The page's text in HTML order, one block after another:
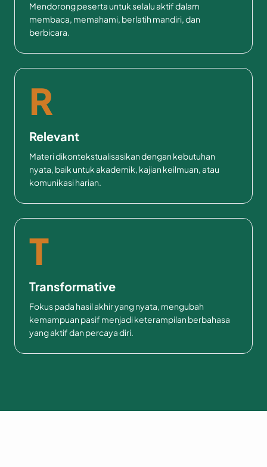
Mendorong peserta untuk selalu aktif dalam
membaca, memahami, berlatih mandiri, dan
berbicara.
R
Relevant
Materi dikontekstualisasikan dengan kebutuhan
nyata, baik untuk akademik, kajian keilmuan, atau
komunikasi harian.
T
Transformative
Fokus pada hasil akhir yang nyata, mengubah
kemampuan pasif menjadi keterampilan berbahasa
yang aktif dan percaya diri.